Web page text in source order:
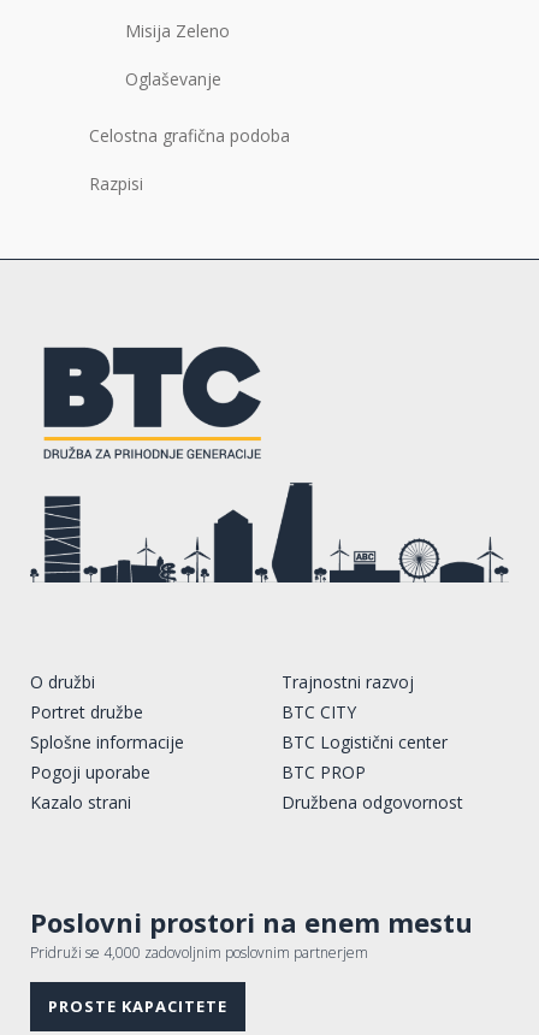
Misija Zeleno
Oglaševanje
Celostna grafična podoba
Razpisi
O družbi
Portret družbe
Splošne informacije
Pogoji uporabe
Kazalo strani
Trajnostni razvoj
BTC CITY
BTC Logistični center
BTC PROP
Družbena odgovornost
Poslovni prostori na enem mestu
Pridruži se 4,000 zadovoljnim poslovnim partnerjem
PROSTE KAPACITETE